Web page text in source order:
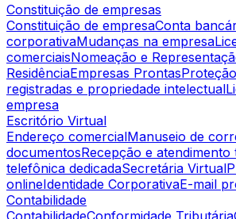
Constituição de empresas
Constituição de empresaConta
corporativaMudanças na empresa
comerciaisNomeação e
ResidênciaEmpresas Prontas
registradas e propriedade intelectual
empresa
Escritório Virtual
Endereço comercialManuseio de
documentosRecepção e atendimento
telefônica dedicadaSecretária Virtual
onlineIdentidade CorporativaE-mail
Contabilidade
ContabilidadeConformidade Tributária